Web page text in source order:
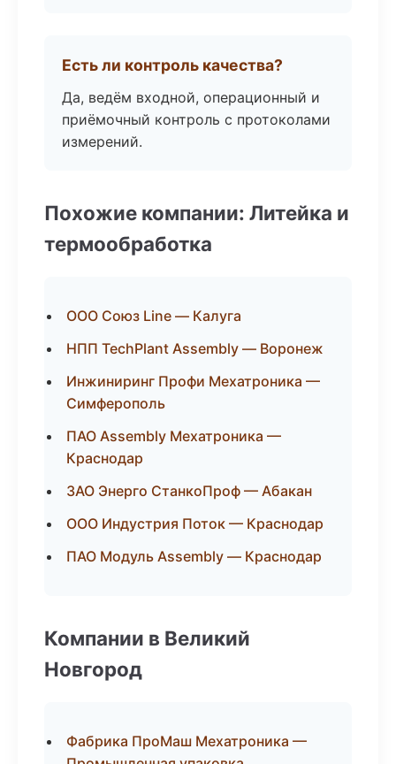
Есть ли контроль качества?
Да, ведём входной, операционный и
приёмочный контроль с протоколами
измерений.
Похожие компании: Литейка и
термообработка
ООО Союз Line — Калуга
НПП TechPlant Assembly — Воронеж
Инжиниринг Профи Мехатроника —
Симферополь
ПАО Assembly Мехатроника —
Краснодар
ЗАО Энерго СтанкоПроф — Абакан
ООО Индустрия Поток — Краснодар
ПАО Модуль Assembly — Краснодар
Компании в Великий
Новгород
Фабрика ПроМаш Мехатроника —